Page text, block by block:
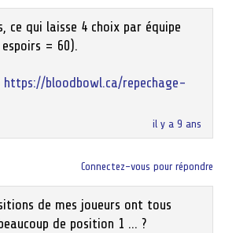
il y a 9 ans
ce qui laisse 4 choix par équipe
= 60).
https://bloodbowl.ca/repechage-
de mes joueurs ont tous
de position 1 … ?
Connectez-vous pour répondre